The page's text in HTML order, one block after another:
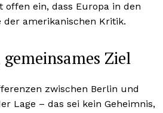
ein, dass Europa in den
amerikanischen Kritik.
Ziel
zwischen Berlin und
Lage – das sei kein Geheimnis,